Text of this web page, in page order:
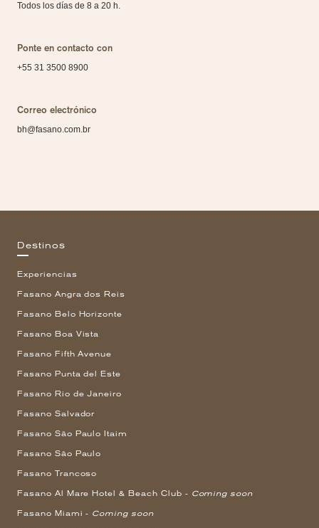
Todos los días de 8 a 20 h.
Ponte en contacto con
+55 31 3500 8900
Correo electrónico
bh@fasano.com.br
Destinos
Experiencias
Fasano Angra dos Reis
Fasano Belo Horizonte
Fasano Boa Vista
Fasano Fifth Avenue
Fasano Punta del Este
Fasano Rio de Janeiro
Fasano Salvador
Fasano São Paulo Itaim
Fasano São Paulo
Fasano Trancoso
Fasano Al Mare Hotel & Beach Club - Coming soon
Fasano Miami - Coming soon